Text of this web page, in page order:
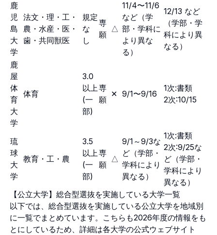
鹿
児
島
大
学
法文・理・工・
農・水産・医・
歯・共同獣医
規定
な
し
専
願
△
11/4〜11/6
など（学
部・学科に
より異な
る）
12/13 など
（学部・学
科により異
なる）
鹿
屋
体
育
大
学
体育
3.0
以上
(一
部)
専
願
✕ 9/1〜9/16
1次:書類
2次:10/15
琉
球
大
学
教育・工・農
3.5
以上
(一
部)
専
願
△
9/1～9/3な
ど（学部・
学科により
異なる）
1次:書類
2次:9/25な
ど（学部・
学科により
異なる）
【公立大学】総合型選抜を実施している大学一覧
以下では、総合型選抜を実施している公立大学を地域別
に一覧でまとめています。こちらも2026年度の情報をも
とにしているため、詳細は各大学の公式ウェブサイト